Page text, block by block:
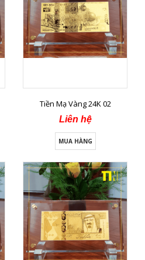
Tiền Mạ Vàng 24K 02
Liên hệ
MUA HÀNG